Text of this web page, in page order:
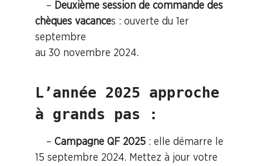
– Deuxième session de commande des
chèques vacances : ouverte du 1er
septembre
au 30 novembre 2024.
L’année 2025 approche
à grands pas
:
– Campagne QF 2025 : elle démarre le
15 septembre 2024. Mettez à jour votre